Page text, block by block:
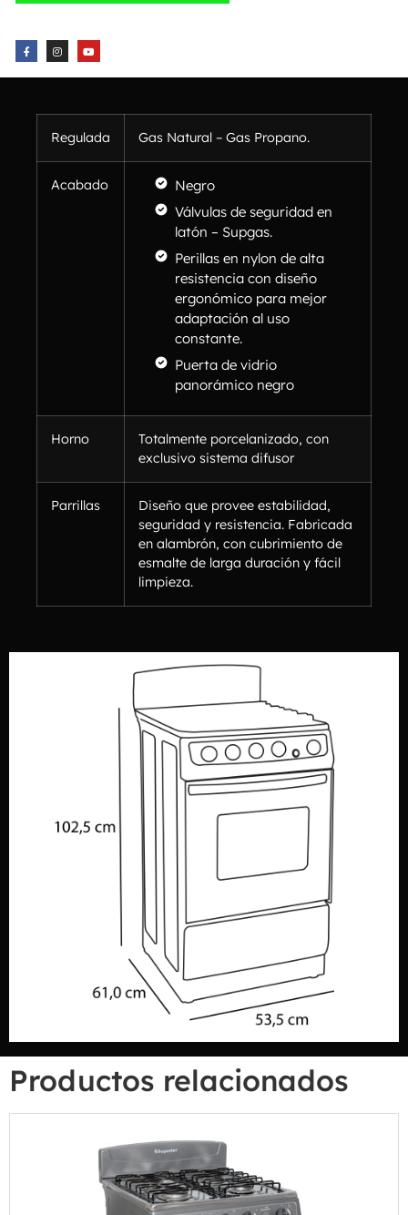
Regulada Gas Natural – Gas Propano.
Acabado
Negro
Válvulas de seguridad en
latón – Supgas.
Perillas en nylon de alta
resistencia con diseño
ergonómico para mejor
adaptación al uso
constante.
Puerta de vidrio
panorámico negro
Horno
Totalmente porcelanizado, con
exclusivo sistema difusor
Parrillas
Diseño que provee estabilidad,
seguridad y resistencia. Fabricada
en alambrón, con cubrimiento de
esmalte de larga duración y fácil
limpieza.
Productos relacionados